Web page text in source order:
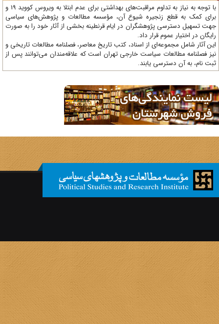
با توجه به نیاز به تداوم مراقبت‌های بهداشتی برای عدم ابتلا به ویروس کووید 19 و
کمک به قطع زنجیره شیوع آن، مؤسسه مطالعات و پژوهش‌های سیاسی
تسهیل دسترسی پژوهشگران در ایام قرنطینه بخشی از آثار خود را به صورت
در اختیار عموم قرار داد.
آثار شامل مجموعه‌ای از اسناد، کتب تاریخ معاصر، فصلنامه‌ مطالعات تاریخی و
فصلنامه مطالعات سیاست خارجی تهران است که علاقه‌مندان می‌توانند پس از
نام، به آن دسترسی یابند.